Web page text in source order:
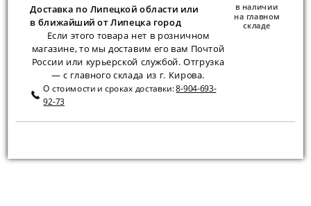
Доставка по Липецкой области или
в ближайший от Липецка город
Если этого товара нет в розничном
магазине, то мы доставим его вам Почтой
России или курьерской службой. Отгрузка
— с главного склада из г. Кирова.
О стоимости и сроках доставки:8-904-693-
92-73
в наличии
на главном
складе